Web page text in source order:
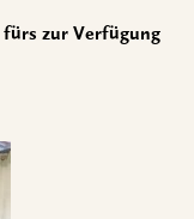
fürs zur Verfügung